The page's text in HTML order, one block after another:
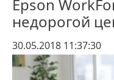
Epson
недорогой
30.05.2018 11:37:30